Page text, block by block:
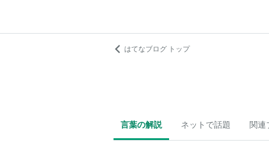
はてなブログ トップ
言葉の解説 ネットで話題 関連